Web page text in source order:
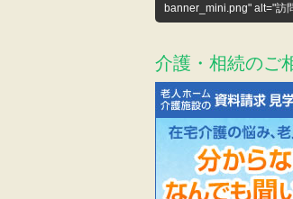
banner_mini.png" alt="訪
介護・相続のご